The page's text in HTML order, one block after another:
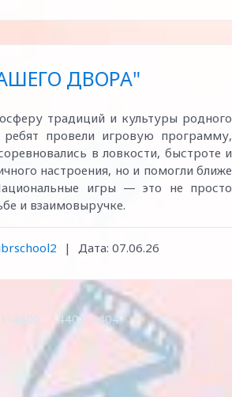
ДВОРА"
традиций и культуры родного
ребят провели игровую программу,
в ловкости, быстроте и
настроения, но и помогли ближе
игры — это не просто
и взаимовыручке.
| Дата: 07.06.26
4400 4401-4404